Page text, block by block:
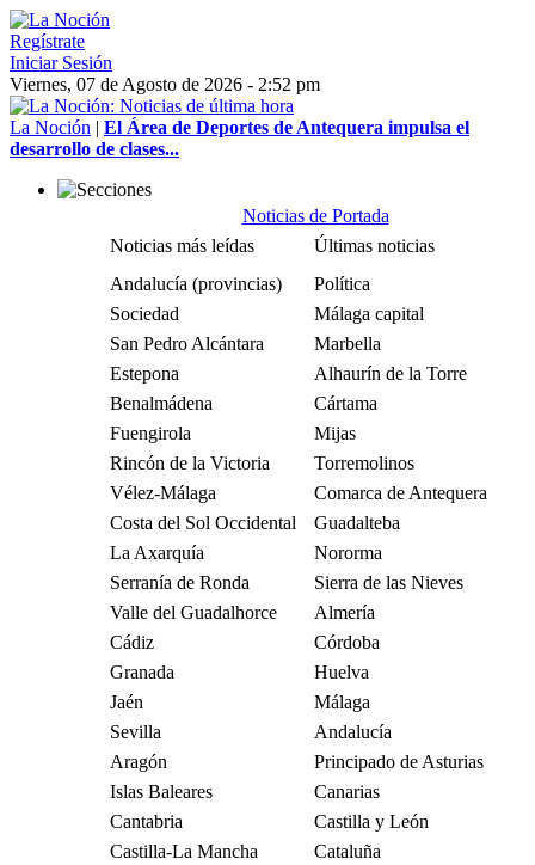
Regístrate
Iniciar Sesión
Viernes, 07 de Agosto de 2026 - 2:52 pm
La Noción | El Área de Deportes de Antequera impulsa el
desarrollo de clases...
Noticias de Portada
Noticias más leídas
Últimas noticias
Andalucía (provincias)
Política
Sociedad
Málaga capital
San Pedro Alcántara
Marbella
Estepona
Alhaurín de la Torre
Benalmádena
Cártama
Fuengirola
Mijas
Rincón de la Victoria
Torremolinos
Vélez-Málaga
Comarca de Antequera
Costa del Sol Occidental
Guadalteba
La Axarquía
Nororma
Serranía de Ronda
Sierra de las Nieves
Valle del Guadalhorce
Almería
Cádiz
Córdoba
Granada
Huelva
Jaén
Málaga
Sevilla
Andalucía
Aragón
Principado de Asturias
Islas Baleares
Canarias
Cantabria
Castilla y León
Castilla-La Mancha
Cataluña